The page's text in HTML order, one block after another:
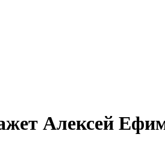
Алексей